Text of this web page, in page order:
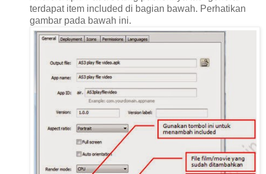
terdapat item included di bagian bawah. Perhatikan
gambar pada bawah ini.